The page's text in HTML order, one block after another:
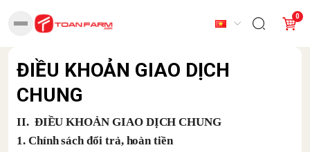
0
ĐIỀU KHOẢN GIAO DỊCH
CHUNG
II. ĐIỀU KHOẢN GIAO DỊCH CHUNG
1. Chính sách đổi trả, hoàn tiền